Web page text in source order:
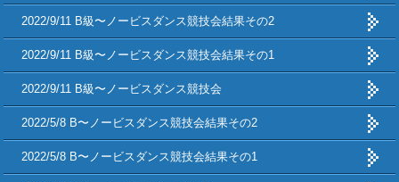
2022/9/11 B級〜ノービスダンス競技会結果その2
2022/9/11 B級〜ノービスダンス競技会結果その1
2022/9/11 B級〜ノービスダンス競技会
2022/5/8 B〜ノービスダンス競技会結果その2
2022/5/8 B〜ノービスダンス競技会結果その1